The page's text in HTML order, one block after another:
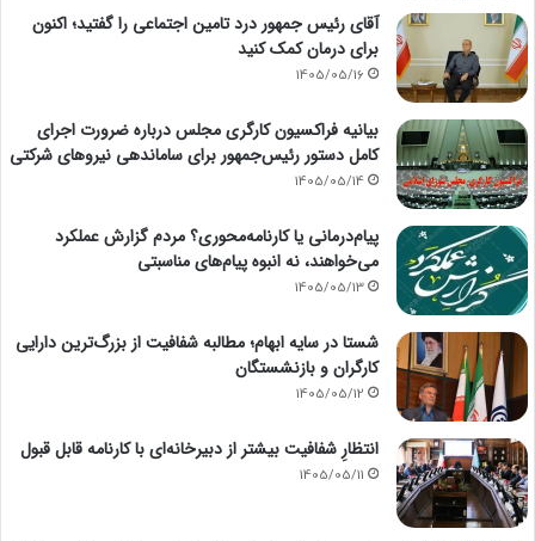
آقای رئیس جمهور درد تامین اجتماعی را گفتید؛ اکنون
برای درمان کمک کنید
1405/05/16
بیانیه فراکسیون کارگری مجلس درباره ضرورت اجرای
کامل دستور رئیس‌جمهور برای ساماندهی نیروهای شرکتی
1405/05/14
پیام‌درمانی یا کارنامه‌محوری؟ مردم گزارش عملکرد
می‌خواهند، نه انبوه پیام‌های مناسبتی
1405/05/13
شستا در سایه ابهام؛ مطالبه شفافیت از بزرگ‌ترین دارایی
کارگران و بازنشستگان
1405/05/12
انتظارِ شفافیت بیشتر از دبیرخانه‌ای با کارنامه قابل قبول
1405/05/11